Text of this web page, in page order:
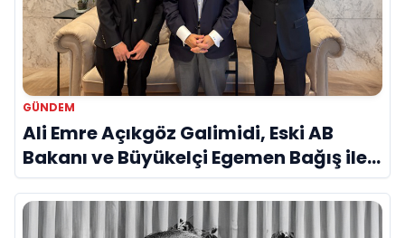
GÜNDEM
Ali Emre Açıkgöz Galimidi, Eski AB
Bakanı ve Büyükelçi Egemen Bağış ile
Bir Araya Geldi